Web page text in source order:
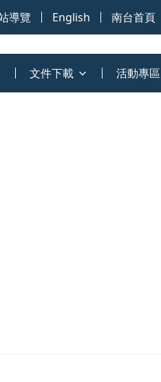
導覽 English 南台首頁
文件下載 活動專區